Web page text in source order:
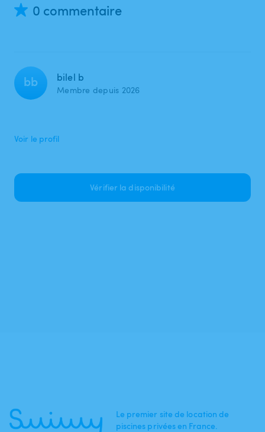
0 commentaire
bb bilel b
Membre depuis 2026
Voir le profil
Vérifier la disponibilité
Le premier site de location de
piscines privées en France.